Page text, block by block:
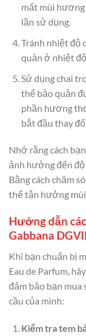
mất mùi hương
lần sử dụng.
Tránh nhiệt độ
quản ở nhiệt
Sử dụng chai
thể bảo quản
phần hương
bắt đầu thay
Nhớ rằng cách
ảnh hưởng đến
Bằng cách chăm
thể tận hưởng
Hướng dẫn
Gabbana
Khi bạn chuẩn bị
Eau de Parfum,
đảm bảo bạn mua
cầu của mình:
Kiểm tra tem